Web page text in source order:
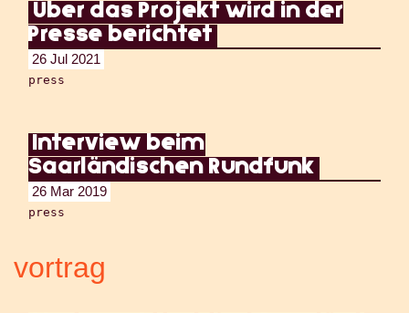
Über das Projekt wird in der
Presse berichtet
26 Jul 2021
press
Interview beim
Saarländischen Rundfunk
26 Mar 2019
press
vortrag